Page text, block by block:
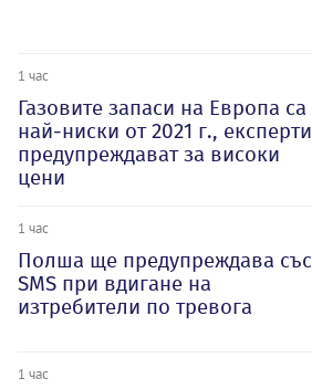
1 час
Газовите запаси на Европа са
най-ниски от 2021 г., експерти
предупреждават за високи
цени
1 час
Полша ще предупреждава със
SMS при вдигане на
изтребители по тревога
1 час